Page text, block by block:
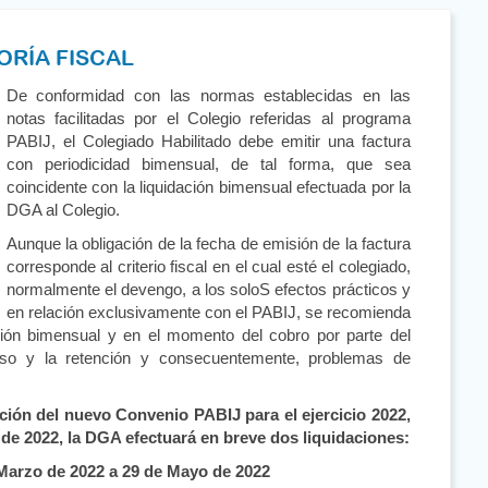
FISCAL
De conformidad con las normas establecidas en las
notas facilitadas por el Colegio referidas al programa
PABIJ, el Colegiado Habilitado debe emitir una factura
con periodicidad bimensual, de tal forma, que sea
coincidente con la liquidación bimensual efectuada por la
DGA al Colegio.
Aunque la obligación de la fecha de emisión de la factura
corresponde al criterio fiscal en el cual esté el colegiado,
normalmente el devengo, a los soloS efectos prácticos y
en relación exclusivamente con el PABIJ, se recomienda
bimensual y en el momento del cobro por parte del
y la retención y consecuentemente, problemas de
del nuevo Convenio PABIJ para el ejercicio 2022,
2022, la DGA efectuará en breve dos liquidaciones:
de 2022 a 29 de Mayo de 2022